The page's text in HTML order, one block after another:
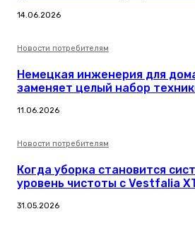
14.06.2026
Новости потребителям
Немецкая инженерия для
заменяет целый набор
11.06.2026
Новости потребителям
Когда уборка становится
уровень чистоты с Vestfalia
31.05.2026